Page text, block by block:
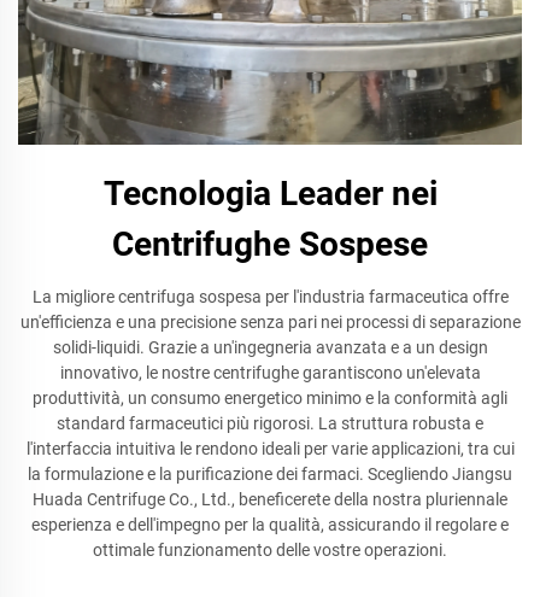
Tecnologia Leader nei
Centrifughe Sospese
La migliore centrifuga sospesa per l'industria farmaceutica offre
un'efficienza e una precisione senza pari nei processi di separazione
solidi-liquidi. Grazie a un'ingegneria avanzata e a un design
innovativo, le nostre centrifughe garantiscono un'elevata
produttività, un consumo energetico minimo e la conformità agli
standard farmaceutici più rigorosi. La struttura robusta e
l'interfaccia intuitiva le rendono ideali per varie applicazioni, tra cui
la formulazione e la purificazione dei farmaci. Scegliendo Jiangsu
Huada Centrifuge Co., Ltd., beneficerete della nostra pluriennale
esperienza e dell'impegno per la qualità, assicurando il regolare e
ottimale funzionamento delle vostre operazioni.